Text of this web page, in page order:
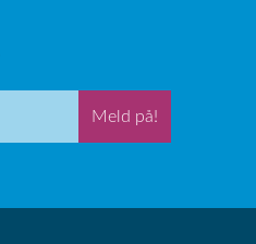
Meld på!